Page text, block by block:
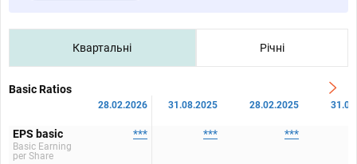
Квартальні Річні
Basic Ratios
28.02.2026 31.08.2025 28.02.2025
EPS basic
Basic Earning
per Share
*** *** ***